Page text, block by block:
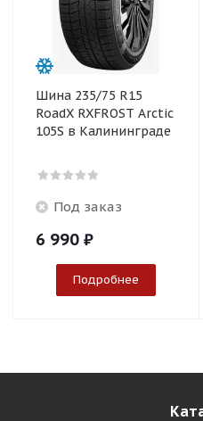
Шина 235/75 R15
RoadX RXFROST Arctic
105S в Калининграде
Под заказ
6 990 ₽
Подробнее